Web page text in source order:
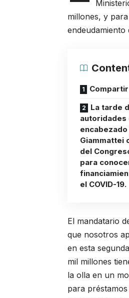
millones, y
endeudamiento
Compartir
La tarde
autoridades
Giammattei
del
para
el COVID-19.
El mandatario
que nosotros
en esta
mil millones
la olla en un
para